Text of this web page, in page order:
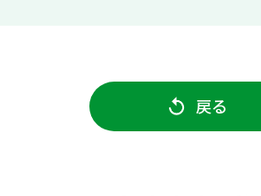
戻る